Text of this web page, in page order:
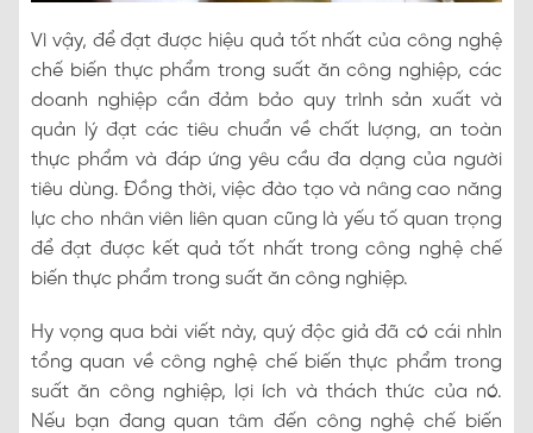
Vì vậy, để đạt được hiệu quả tốt nhất của công nghệ
chế biến thực phẩm trong suất ăn công nghiệp, các
doanh nghiệp cần đảm bảo quy trình sản xuất và
quản lý đạt các tiêu chuẩn về chất lượng, an toàn
thực phẩm và đáp ứng yêu cầu đa dạng của người
tiêu dùng. Đồng thời, việc đào tạo và nâng cao năng
lực cho nhân viên liên quan cũng là yếu tố quan trọng
để đạt được kết quả tốt nhất trong công nghệ chế
biến thực phẩm trong suất ăn công nghiệp.
Hy vọng qua bài viết này, quý độc giả đã có cái nhìn
tổng quan về công nghệ chế biến thực phẩm trong
suất ăn công nghiệp, lợi ích và thách thức của nó.
Nếu bạn đang quan tâm đến công nghệ chế biến